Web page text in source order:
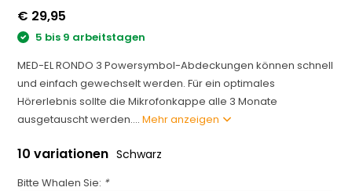
€ 29,95
5 bis 9 arbeitstagen
MED-EL RONDO 3 Powersymbol-Abdeckungen können schnell
und einfach gewechselt werden. Für ein optimales
Hörerlebnis sollte die Mikrofonkappe alle 3 Monate
ausgetauscht werden....Mehr anzeigen
10 variationen Schwarz
Bitte Whalen Sie: *